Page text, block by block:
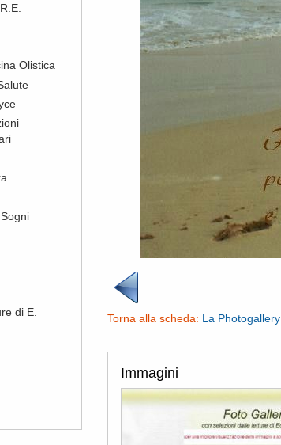
Torna alla scheda: La Photogallery
Immagini
Olistica
di E.